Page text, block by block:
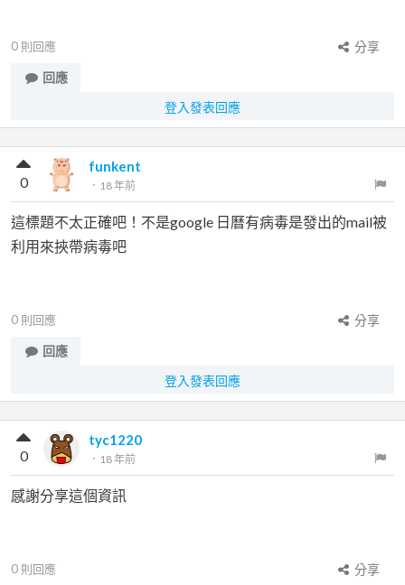
0 則回應
分享
回應
登入發表回應
funkent
． 18 年前
0
這標題不太正確吧！不是google 日曆有病毒是發出的mail被
利用來挾帶病毒吧
0 則回應
分享
回應
登入發表回應
tyc1220
． 18 年前
0
感謝分享這個資訊
0 則回應 分享